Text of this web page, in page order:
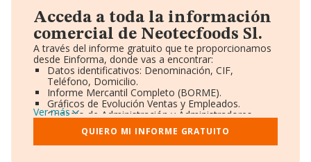
Acceda a toda la información
comercial de Neotecfoods Sl.
A través del informe gratuito que te proporcionamos
desde Einforma, donde vas a encontrar:
Datos identificativos: Denominación, CIF,
Teléfono, Domicilio.
Informe Mercantil Completo (BORME).
Gráficos de Evolución Ventas y Empleados.
Consejo de Administración y Administradores.
Directivos y Ejecutivos.
Accionistas.
Participaciones y Vinculaciones en otras empresas.
Ver más
QUIERO MI INFORME GRATUITO